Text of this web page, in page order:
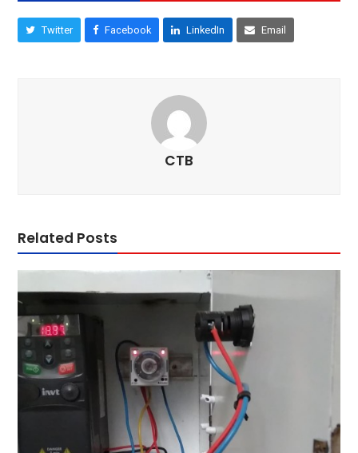
Twitter Facebook LinkedIn Email
CTB
Related Posts